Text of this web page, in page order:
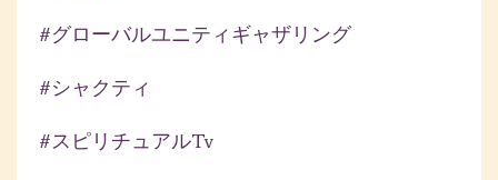
#グローバルユニティギャザリング
#シャクティ
#スピリチュアルtv